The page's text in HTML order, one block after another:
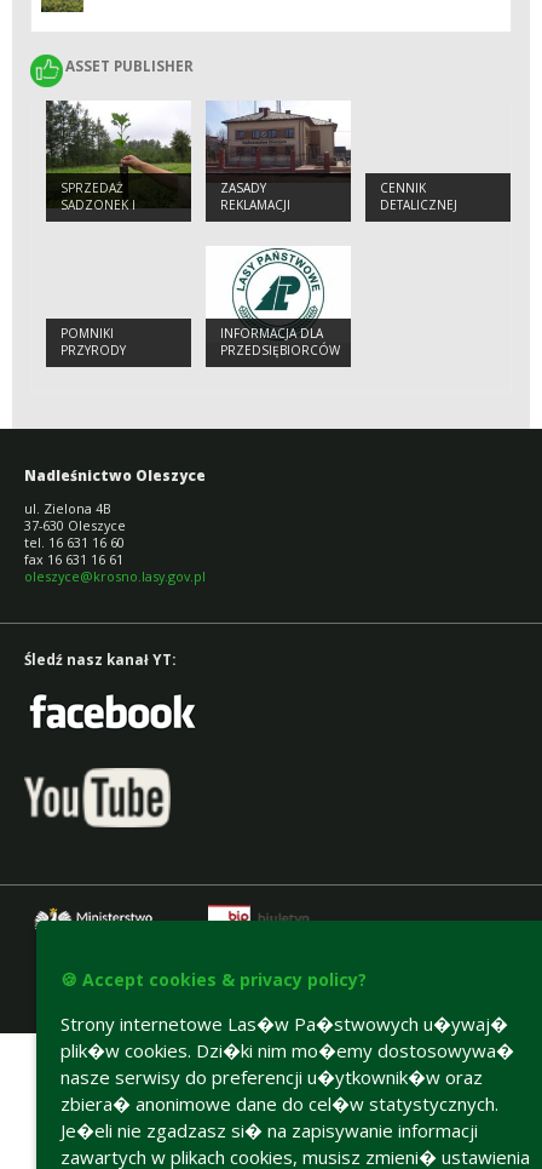
ASSET PUBLISHER
ASSET PUBLISHER
SPRZEDAŻ
SADZONEK I
CHOINEK
ZASADY
REKLAMACJI
CENNIK
DETALICZNEJ
SPRZEDAŻY
POMNIKI
PRZYRODY
INFORMACJA DLA
PRZEDSIĘBIORCÓW
Nadleśnictwo Oleszyce
ul. Zielona 4B
37-630 Oleszyce
tel. 16 631 16 60
fax 16 631 16 61
oleszyce@krosno.lasy.gov.pl
Śledź nasz kanał YT:
Accesibility declaration
🍪 Accept cookies & privacy policy?
Strony internetowe Las�w Pa�stwowych u�ywaj�
plik�w cookies. Dzi�ki nim mo�emy dostosowywa�
nasze serwisy do preferencji u�ytkownik�w oraz
zbiera� anonimowe dane do cel�w statystycznych.
Je�eli nie zgadzasz si� na zapisywanie informacji
zawartych w plikach cookies, musisz zmieni� ustawienia